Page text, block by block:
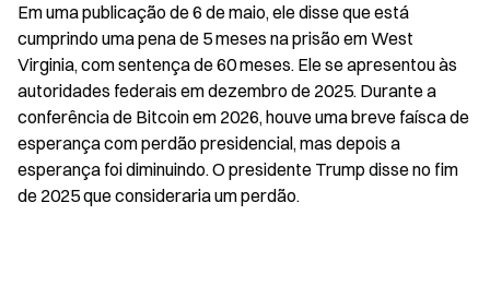
Em uma publicação de 6 de maio, ele disse que está
cumprindo uma pena de 5 meses na prisão em West
Virginia, com sentença de 60 meses. Ele se apresentou às
autoridades federais em dezembro de 2025. Durante a
conferência de Bitcoin em 2026, houve uma breve faísca de
esperança com perdão presidencial, mas depois a
esperança foi diminuindo. O presidente Trump disse no fim
de 2025 que consideraria um perdão.